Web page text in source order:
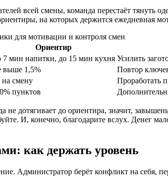
всей смены, команда перестаёт тянуть
на которых держится ежедневная
для мотивации и контроля смен
Ориентир
7 мин напитки, до 15 мин кухня Усилить
выше 1,5%
Повтор
на смену
Проработать
пунктов
дотягивает до ориентира, значит,
И, конечно, благодарите вслух. Денег
как держать уровень
Администратор берёт конфликт на себя,